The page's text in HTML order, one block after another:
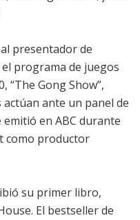
presentador de
programa de juegos
“The Gong Show”,
ante un panel de
en ABC durante
como productor
su primer libro,
El bestseller de